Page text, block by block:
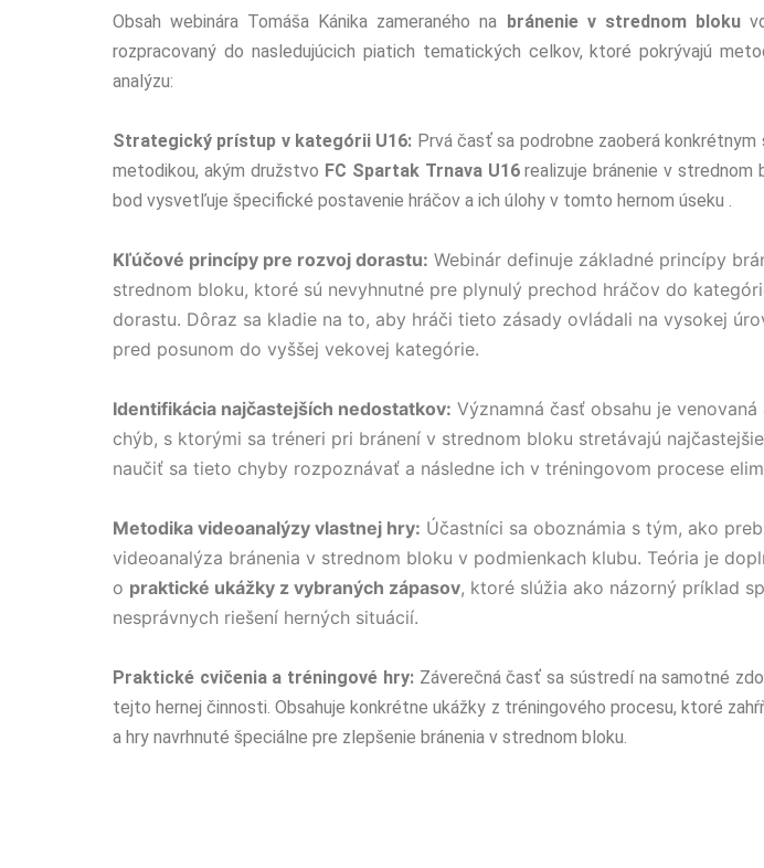
Obsah webinára Tomáša Kánika zameraného na bránenie v strednom bloku
rozpracovaný do nasledujúcich piatich tematických celkov, ktoré pokrývajú
analýzu:
Strategický prístup v kategórii U16: Prvá časť sa podrobne zaoberá konkrétnym
metodikou, akým družstvo FC Spartak Trnava U16realizuje bránenie v strednom
bod vysvetľuje špecifické postavenie hráčov a ich úlohy v tomto hernom úseku .
Kľúčové princípy pre rozvoj dorastu: Webinár definuje základné princípy
strednom bloku, ktoré sú nevyhnutné pre plynulý prechod hráčov do
dorastu. Dôraz sa kladie na to, aby hráči tieto zásady ovládali na vysokej
pred posunom do vyššej vekovej kategórie.
Identifikácia najčastejších nedostatkov: Významná časť obsahu je venovaná
chýb, s ktorými sa tréneri pri bránení v strednom bloku stretávajú
naučiť sa tieto chyby rozpoznávať a následne ich v tréningovom procese
Metodika videoanalýzy vlastnej hry: Účastníci sa oboznámia s tým, ako
videoanalýza bránenia v strednom bloku v podmienkach klubu. Teória je
o praktické ukážky z vybraných zápasov, ktoré slúžia ako názorný príklad
nesprávnych riešení herných situácií.
Praktické cvičenia a tréningové hry:Záverečná časť sa sústredí na samotné
tejto hernej činnosti. Obsahuje konkrétne ukážky z tréningového procesu, ktoré
a hry navrhnuté špeciálne pre zlepšenie bránenia v strednom bloku.